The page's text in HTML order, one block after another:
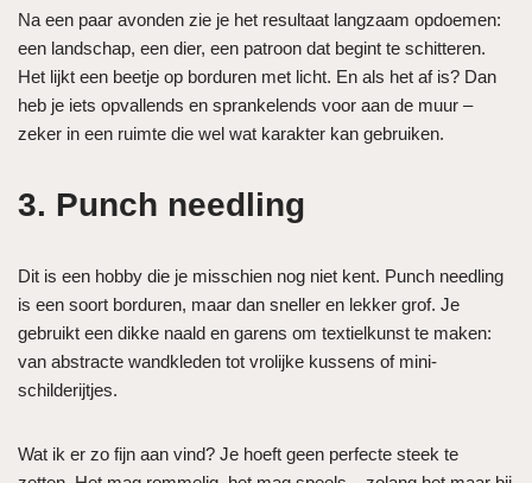
Na een paar avonden zie je het resultaat langzaam opdoemen:
een landschap, een dier, een patroon dat begint te schitteren.
Het lijkt een beetje op borduren met licht. En als het af is? Dan
heb je iets opvallends en sprankelends voor aan de muur –
zeker in een ruimte die wel wat karakter kan gebruiken.
3. Punch needling
Dit is een hobby die je misschien nog niet kent. Punch needling
is een soort borduren, maar dan sneller en lekker grof. Je
gebruikt een dikke naald en garens om textielkunst te maken:
van abstracte wandkleden tot vrolijke kussens of mini-
schilderijtjes.
Wat ik er zo fijn aan vind? Je hoeft geen perfecte steek te